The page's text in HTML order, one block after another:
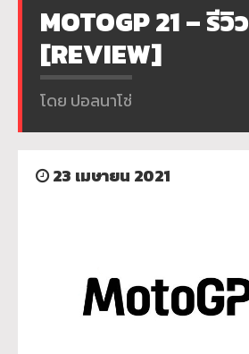
MOTOGP 21 – รีวิว
[REVIEW]
โดย ปอลนาโช่
23 เมษายน 2021